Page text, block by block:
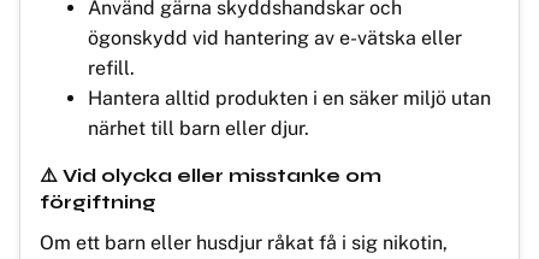
Använd gärna skyddshandskar och
ögonskydd vid hantering av e-vätska eller
refill.
Hantera alltid produkten i en säker miljö utan
närhet till barn eller djur.
⚠️ Vid olycka eller misstanke om
förgiftning
Om ett barn eller husdjur råkat få i sig nikotin,